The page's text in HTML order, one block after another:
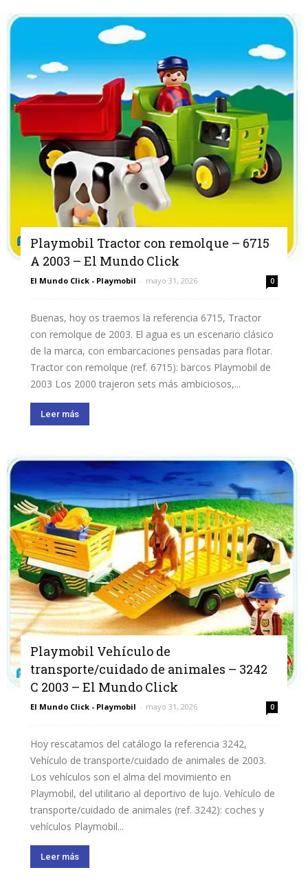
Playmobil Tractor con remolque – 6715
A 2003 – El Mundo Click
El Mundo Click - Playmobil - mayo 31, 2026 0
Buenas, hoy os traemos la referencia 6715, Tractor
con remolque de 2003. El agua es un escenario clásico
de la marca, con embarcaciones pensadas para flotar.
Tractor con remolque (ref. 6715): barcos Playmobil de
2003 Los 2000 trajeron sets más ambiciosos,...
Leer más
Playmobil Vehículo de
transporte/cuidado de animales – 3242
C 2003 – El Mundo Click
El Mundo Click - Playmobil - mayo 31, 2026 0
Hoy rescatamos del catálogo la referencia 3242,
Vehículo de transporte/cuidado de animales de 2003.
Los vehículos son el alma del movimiento en
Playmobil, del utilitario al deportivo de lujo. Vehículo de
transporte/cuidado de animales (ref. 3242): coches y
vehículos Playmobil...
Leer más